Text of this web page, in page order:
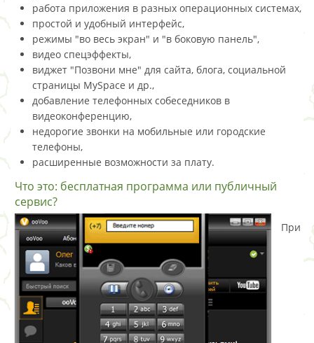
работа приложения в разных операционных системах,
простой и удобный интерфейс,
режимы "во весь экран" и "в боковую панель",
видео спецэффекты,
виджет "Позвони мне" для сайта, блога, социальной
страницы MySpace и др.,
добавление телефонных собеседников в
видеоконференцию,
недорогие звонки на мобильные или городские
телефоны,
расширенные возможности за плату.
Что это: бесплатная программа или публичный
сервис?
При